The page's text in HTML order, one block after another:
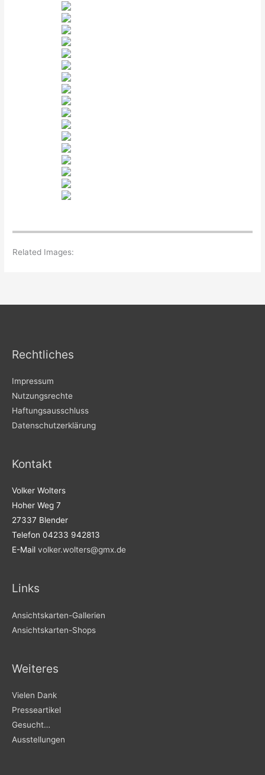
Related Images:
Rechtliches
Impressum
Nutzungsrechte
Haftungsausschluss
Datenschutzerklärung
Kontakt
Volker Wolters
Hoher Weg 7
27337 Blender
Telefon 04233 942813
E-Mail volker.wolters@gmx.de
Links
Ansichtskarten-Gallerien
Ansichtskarten-Shops
Weiteres
Vielen Dank
Presseartikel
Gesucht…
Ausstellungen